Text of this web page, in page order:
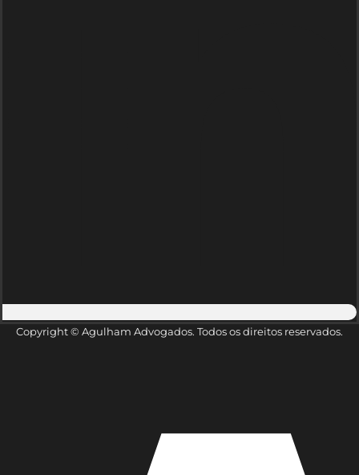
Copyright © Agulham Advogados. Todos os direitos reservados.